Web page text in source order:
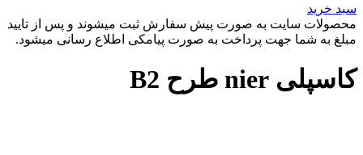
سبد خرید
محصولات سایت به صورت پیش سفارش ثبت میشوند و پس از تایید
مبلغ به شما جهت پرداخت به صورت پیامکی اطلاع رسانی میشود.
کاسپلی nier طرح B2